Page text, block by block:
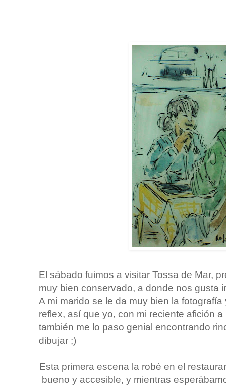
El sábado fuimos a visitar Tossa de Mar,
muy bien conservado, a donde nos gusta
A mi marido se le da muy bien la
reflex, así que yo, con mi reciente afición
también me lo paso genial encontrando
dibujar ;)
Esta primera escena la robé en el
bueno y accesible, y mientras